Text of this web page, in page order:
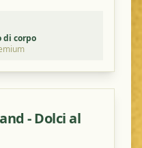
di corpo
- Dolci al